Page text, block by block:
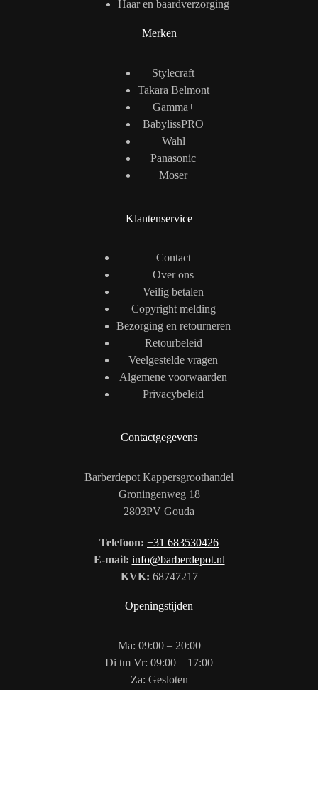
Haar en baardverzorging
Merken
Stylecraft
Takara Belmont
Gamma+
BabylissPRO
Wahl
Panasonic
Moser
Klantenservice
Contact
Over ons
Veilig betalen
Copyright melding
Bezorging en retourneren
Retourbeleid
Veelgestelde vragen
Algemene voorwaarden
Privacybeleid
Contactgegevens
Barberdepot Kappersgroothandel
Groningenweg 18
2803PV Gouda
Telefoon: +31 683530426
E-mail: info@barberdepot.nl
KVK: 68747217
Openingstijden
Ma: 09:00 – 20:00
Di tm Vr: 09:00 – 17:00
Za: Gesloten